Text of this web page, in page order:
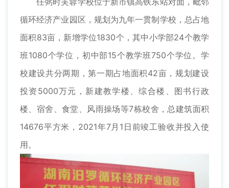
循环经济产业园区，规划为九年一贯制学校，总占地
面积83亩，新增学位1830个，其中小学部24个教学
班1080个学位，初中部15个教学班750个学位。学
校建设共分两期，第一期占地面积42亩，规划建设
投资5000万元，新建教学楼、综合楼、图书行政
楼、宿舍、食堂、风雨操场等7栋校舍，总建筑面积
14676平方米，2021年7月1日前竣工验收并投入使
用。